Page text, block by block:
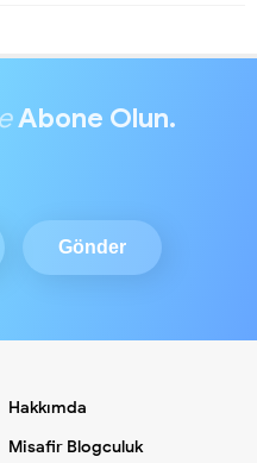
Abone Olun.
Hakkımda
Misafir Blogculuk